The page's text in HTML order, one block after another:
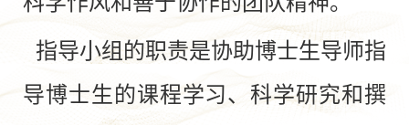
指导小组的职责是协助博士生导师指
导博士生的课程学习、科学研究和撰